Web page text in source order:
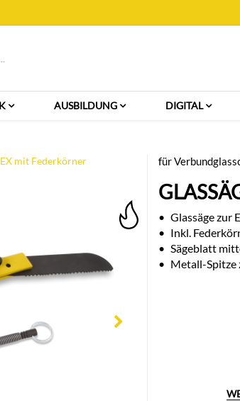
AUSBILDUNG DIGITAL
mit Federkörner für
• Glassäge zur
• Inkl.
• Sägeblatt
• Metall-Spitze